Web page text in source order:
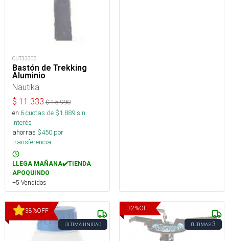
OUT33303
Bastón de Trekking
Aluminio
Nautika
$ 11.333 $15.990
en 6cuotas de $1.889sin
interés
ahorras $450 por
transferencia.
LLEGA MAÑANA✔️TIENDA
APOQUINDO
+5 Vendidos
38%OFF
ÚLTIMA UNIDAD
32%OFF
ÚLTIMAS3